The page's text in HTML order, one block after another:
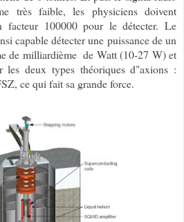
très faible, les physiciens doivent
100000 pour le détecter. Le
capable détecter une puissance de un
de milliardième de Watt (10-27 W) et
les deux types théoriques d"axions :
ce qui fait sa grande force.